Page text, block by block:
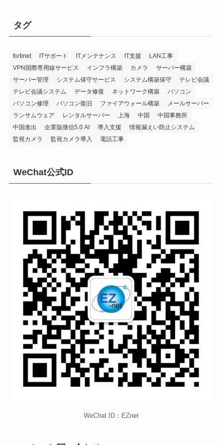
タグ
fortinet ITサポート ITメンテナンス IT支援
LAN工事
VPN国際専用線サービス
インフラ構築 カメラ
サーバー構築
サーバー管理
システム保守サービス システム構築保守
テレビ会議
テレビ会議システム
データ修復 ネットワーク構築
パソコン
パソコン修理
パソコン復旧 ファイアウォール構築
メールサーバー
ランサムウェア
レンタルサーバー 上海 中国
中国事務所
中国進出
企業版微信5.0 AI 導入支援
情報漏えい防止システム
監視カメラ
監視カメラ導入 電話工事
WeChat公式ID
WeChat ID：EZnet